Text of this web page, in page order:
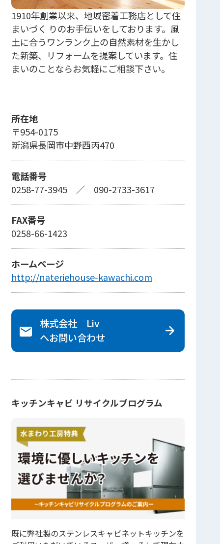
1910年創業以来、地域密着工務店として住
まいづく りのお手伝いをしております。風
土に合うワンランク上の自然素材を生かし
た新築、リフォームを提案しています。住
まいのことならお気軽にご相談下さい。
所在地
〒954-0175
新潟県長岡市中野西丙470
電話番号
0258-77-3945／ 090-2733-3617
FAX番号
0258-66-1423
ホームページ
http://nateriehouse-kawachi.com
株式会社 Liv
へお問い合わせ
キッチンキャビ リサイクルプログラム
既に弊社製のステンレスキャビネットキッチンを